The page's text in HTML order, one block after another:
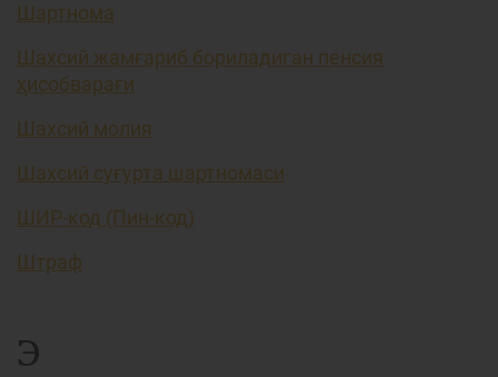
Шартнома
Шахсий жамғариб бориладиган пенсия
ҳисобварағи
Шахсий молия
Шахсий суғурта шартномаси
ШИР-код (Пин-код)
Штраф
Э